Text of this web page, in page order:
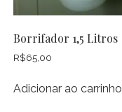
Borrifador 1,5 Litros
R$65,00
Adicionar ao carrinho